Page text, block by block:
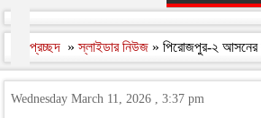
প্রচ্ছদ »স্লাইডার নিউজ » পিরোজপুর-২ আসনের
Wednesday March 11, 2026 , 3:37 pm